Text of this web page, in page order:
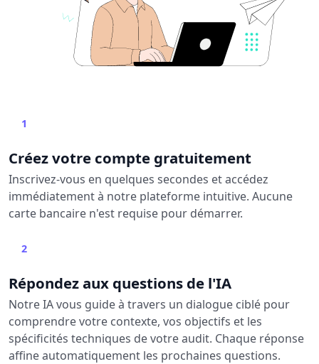
1
Créez votre compte gratuitement
Inscrivez-vous en quelques secondes et accédez
immédiatement à notre plateforme intuitive. Aucune
carte bancaire n'est requise pour démarrer.
2
Répondez aux questions de l'IA
Notre IA vous guide à travers un dialogue ciblé pour
comprendre votre contexte, vos objectifs et les
spécificités techniques de votre audit. Chaque réponse
affine automatiquement les prochaines questions.